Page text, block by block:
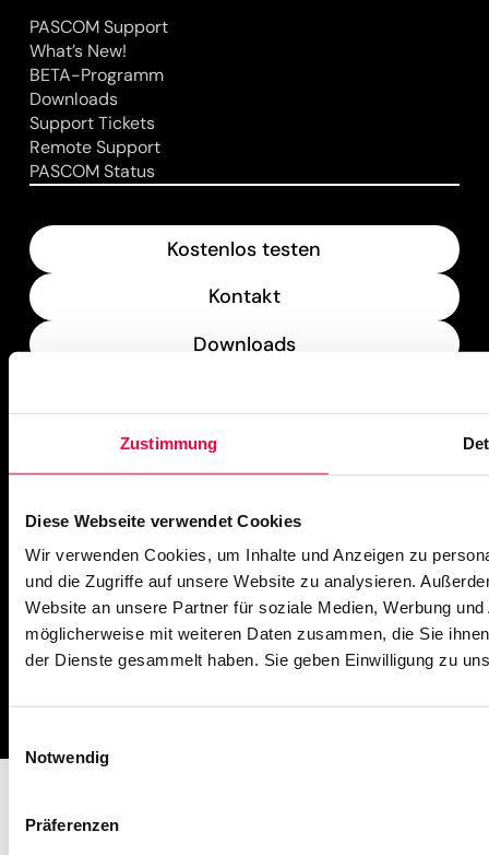
Zustimmung
Diese Webseite verwendet Cookies
Wir verwenden Cookies, um Inhalte und Anzeigen zu
und die Zugriffe auf unsere Website zu analysieren.
Website an unsere Partner für soziale Medien, Werbung
möglicherweise mit weiteren Daten zusammen, die Sie
der Dienste gesammelt haben. Sie geben Einwilligung zu
Notwendig
Präferenzen
PASCOM Support
What’s New!
BETA-Programm
Downloads
Support Tickets
Remote Support
PASCOM Status
Kostenlos testen
Kontakt
Downloads
PASCOM Service Monitor
ImpressumMissbrauch meldenAGBDatenschutz